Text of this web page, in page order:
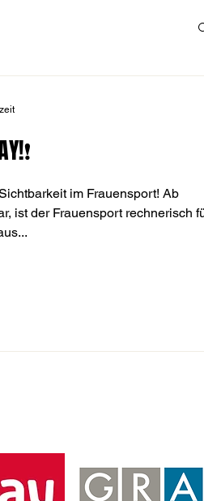
im Frauensport! Ab
ist der Frauensport rechnerisch